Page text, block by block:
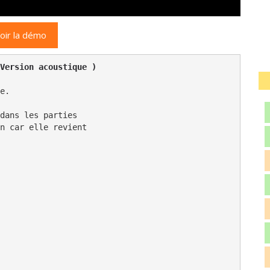
la démo
acoustique )
les parties
car elle revient